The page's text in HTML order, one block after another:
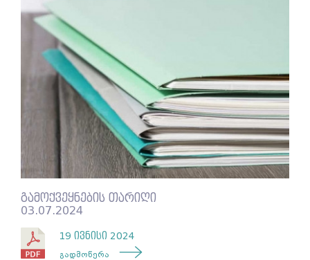
გამოქვეყნების თარიღი
03.07.2024
19 ივნისი 2024
გადმოწერა